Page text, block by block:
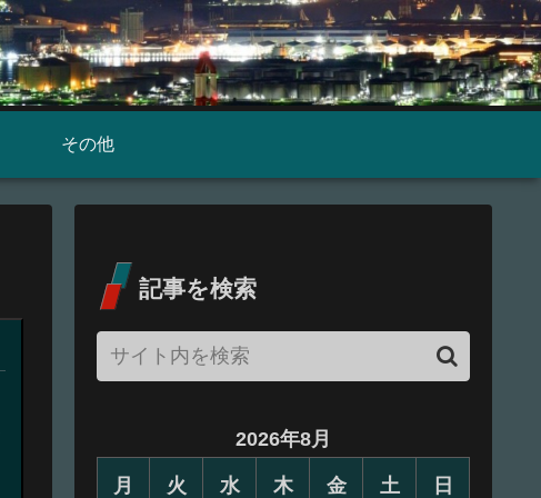
その他
記事を検索
2026年8月
月 火 水 木 金 土 日